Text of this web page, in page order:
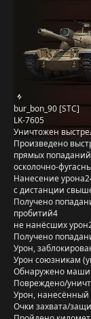
bur_bon_90 [STC]
LK-7605
Уничтожен
Произведено
прямых
осколочно-
Нанесение урона
с дистанции
Получено
пробитий4
не нанёсших урон
Получено
Урон,
Урон союзникам
Обнаружено
Повреждено/
Урон, нанесённый
Очки захвата/